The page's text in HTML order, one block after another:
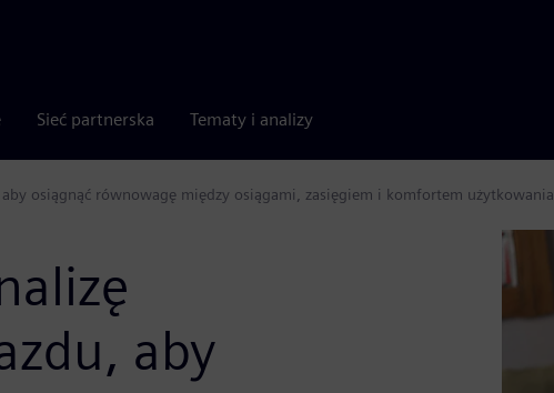
Sieć partnerska Tematy i analizy
osiągnąć równowagę między osiągami, zasięgiem i komfortem użytkowania
aby